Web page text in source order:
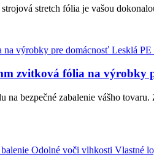
stretch fólia je vašou
zvitková fólia na výrobky
bezpečné zabalenie vášho